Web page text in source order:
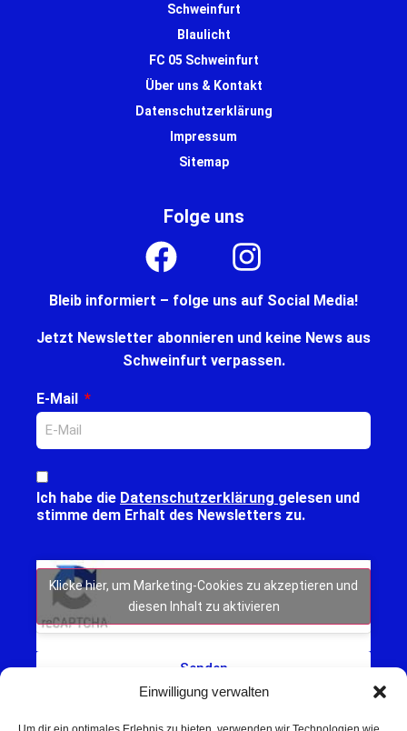
Einwilligung verwalten
Schweinfurt
Blaulicht
FC 05 Schweinfurt
Über uns & Kontakt
Datenschutzerklärung
Impressum
Sitemap
Folge uns
Bleib informiert – folge uns auf Social Media!
Jetzt Newsletter abonnieren und keine News aus
Schweinfurt verpassen.
E-Mail
Ich habe die Datenschutzerklärung gelesen und
stimme dem Erhalt des Newsletters zu.
Klicke hier, um Marketing-Cookies zu akzeptieren und
diesen Inhalt zu aktivieren
Senden